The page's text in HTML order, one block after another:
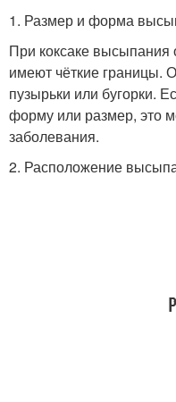
1. Размер и форма
При коксаке высыпания
имеют чёткие границы.
пузырьки или бугорки.
форму или размер, это
заболевания.
2. Расположение